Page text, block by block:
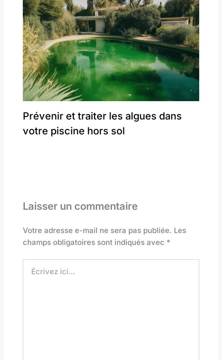
Prévenir et traiter les algues dans
votre piscine hors sol
Laisser un commentaire
Votre adresse e-mail ne sera pas publiée. Les
champs obligatoires sont indiqués avec *
ici…